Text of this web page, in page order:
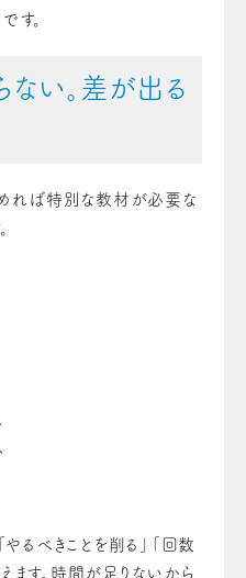
す。
い。差が出る
めれば特別な教材が必要な
やるべきことを削る」「回数
ます。時間が足りないから